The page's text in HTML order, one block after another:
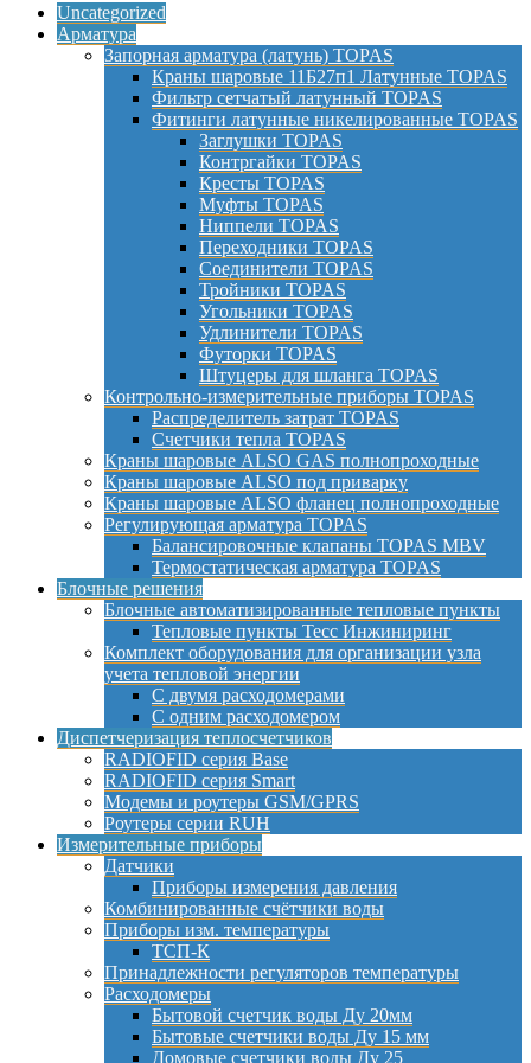
Uncategorized
Арматура
Запорная арматура (латунь) TOPAS
Краны шаровые 11Б27п1 Латунные TOPAS
Фильтр сетчатый латунный TOPAS
Фитинги латунные никелированные TOPAS
Заглушки TOPAS
Контргайки TOPAS
Кресты TOPAS
Муфты TOPAS
Ниппели TOPAS
Переходники TOPAS
Соединители TOPAS
Тройники TOPAS
Угольники TOPAS
Удлинители TOPAS
Футорки TOPAS
Штуцеры для шланга TOPAS
Контрольно-измерительные приборы TOPAS
Распределитель затрат TOPAS
Счетчики тепла TOPAS
Краны шаровые ALSO GAS полнопроходные
Краны шаровые ALSO под приварку
Краны шаровые ALSO фланец полнопроходные
Регулирующая арматура TOPAS
Балансировочные клапаны TOPAS MBV
Термостатическая арматура TOPAS
Блочные решения
Блочные автоматизированные тепловые пункты
Тепловые пункты Тесс Инжиниринг
Комплект оборудования для организации узла
учета тепловой энергии
С двумя расходомерами
С одним расходомером
Диспетчеризация теплосчетчиков
RADIOFID серия Base
RADIOFID серия Smart
Модемы и роутеры GSM/GPRS
Роутеры серии RUH
Измерительные приборы
Датчики
Приборы измерения давления
Комбинированные счётчики воды
Приборы изм. температуры
ТСП-К
Принадлежности регуляторов температуры
Расходомеры
Бытовой счетчик воды Ду 20мм
Бытовые счетчики воды Ду 15 мм
Домовые счетчики воды Ду 25